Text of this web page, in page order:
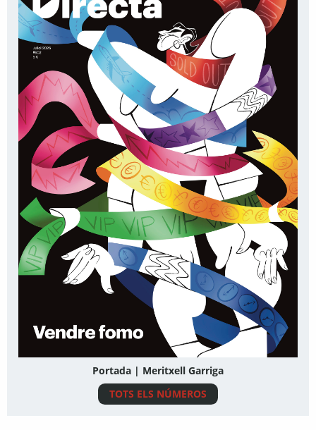
Portada | Meritxell Garriga
TOTS ELS NÚMEROS